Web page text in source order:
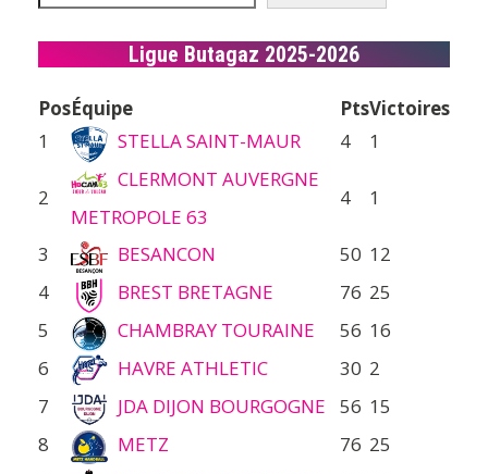
Ligue Butagaz 2025-2026
PosÉquipe PtsVictoires
1
STELLA SAINT-MAUR 4 1
2
CLERMONT AUVERGNE
METROPOLE 63
4 1
3 BESANCON 50 12
4
BREST BRETAGNE 76 25
5
CHAMBRAY TOURAINE 56 16
6
HAVRE ATHLETIC 30 2
7
JDA DIJON BOURGOGNE 56 15
8
METZ 76 25